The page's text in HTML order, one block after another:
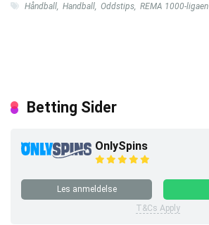
Håndball, Handball, Oddstips, REMA 1000-ligaen
Betting Sider
OnlySpins
Les anmeldelse
T&Cs Apply